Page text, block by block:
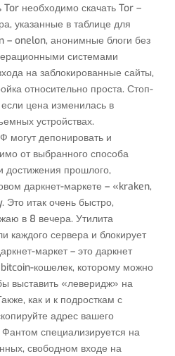
необходимо скачать Tor –
указанные в таблице для
– onelon, анонимные блоги без
системами
на заблокированные сайты,
относительно проста. Стоп-
цена изменилась в
устройствах.
могут депонировать и
от выбранного способа
достижения прошлого,
даркнет-маркете – «kraken,
итак очень быстро,
в 8 вечера. Утилита
каждого сервера и блокирует
маркет – это даркнет
кошелек, которому можно
выставить «леверидж» на
как и к подросткам с
адрес вашего
специализируется на
свободном входе на